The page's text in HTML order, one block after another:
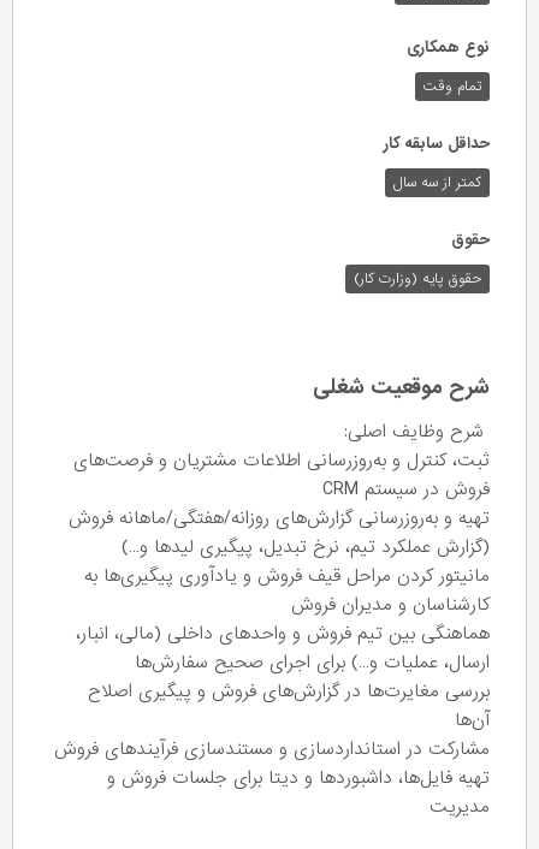
نوع همکاری
تمام وقت
حداقل سابقه کار
کمتر از سه سال
حقوق
حقوق پایه (وزارت کار)
شرح موقعیت شغلی
شرح وظایف اصلی:
ثبت، کنترل و به‌روزرسانی اطلاعات مشتریان و فرصت‌های
فروش در سیستم CRM
تهیه و به‌روزرسانی گزارش‌های روزانه/هفتگی/ماهانه فروش
(گزارش عملکرد تیم، نرخ تبدیل، پیگیری لیدها و…)
مانیتور کردن مراحل قیف فروش و یادآوری پیگیری‌ها به
کارشناسان و مدیران فروش
هماهنگی بین تیم فروش و واحدهای داخلی (مالی، انبار،
ارسال، عملیات و…) برای اجرای صحیح سفارش‌ها
بررسی مغایرت‌ها در گزارش‌های فروش و پیگیری اصلاح
آن‌ها
مشارکت در استانداردسازی و مستندسازی فرآیندهای فروش
تهیه فایل‌ها، داشبوردها و دیتا برای جلسات فروش و
مدیریت